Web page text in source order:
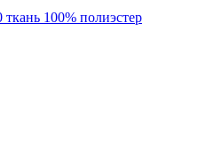
100% полиэстер